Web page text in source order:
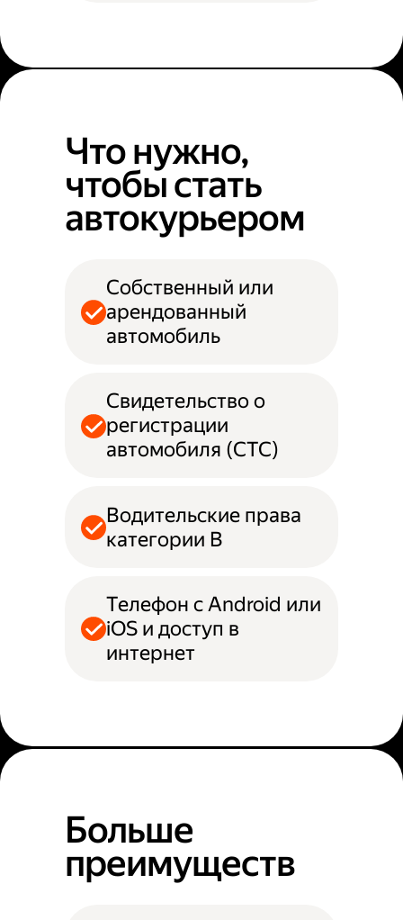
Что нужно,
чтобы стать
автокурьером
Собственный или
арендованный
автомобиль
Свидетельство о
регистрации
автомобиля (СТС)
Водительские права
категории B
Телефон с Android или
iOS и доступ в
интернет
Больше
преимуществ